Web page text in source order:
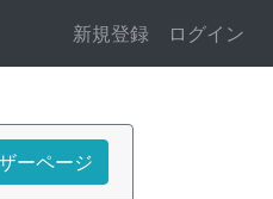
新規登録 ログイン
ーページ